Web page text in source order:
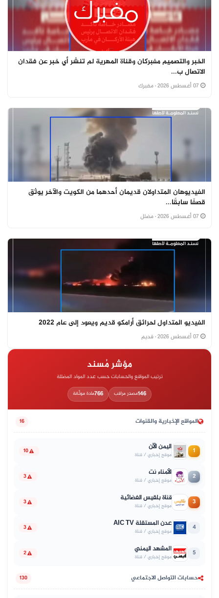
الخبر والتصميم مفبركان وقناة المهرية لم تنشر أي خبر عن فقدان
الاتصال ب...
· مفبرك
الفيديوهان المتداولان قديمان أحدهما من الكويت والآخر يوثق
قصفًا سابقًا...
· مضلل
الفيديو المتداول لحرائق أرامكو قديم ويعود إلى عام 2022
· قديم
مؤشر مُسند
ترتيب المواقع والحسابات حسب عدد المواد المضللة
146مصدر مراقب 766مادة موثّقة
المواقع الإخبارية والقنوات 16
1 اليمن الآن
موقع إخباري / قناة 10
2 الأمناء نت
موقع إخباري / قناة 3
3 قناة بلقيس الفضائية
موقع إخباري / قناة 3
4 عدن المستقلة AIC TV
موقع إخباري / قناة 3
5 المشهد اليمني
موقع إخباري / قناة 2
حسابات التواصل الاجتماعي 130